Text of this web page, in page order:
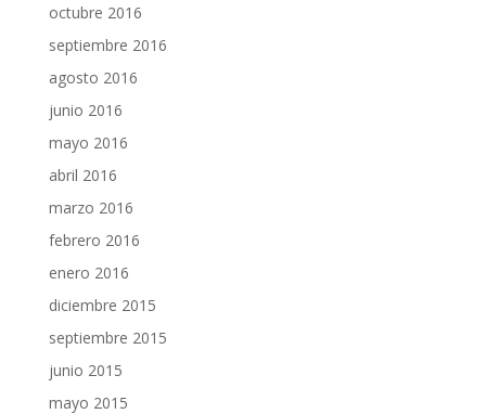
octubre 2016
septiembre 2016
agosto 2016
junio 2016
mayo 2016
abril 2016
marzo 2016
febrero 2016
enero 2016
diciembre 2015
septiembre 2015
junio 2015
mayo 2015